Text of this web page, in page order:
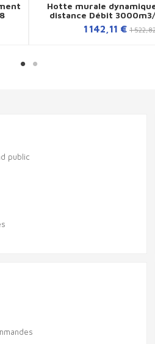
Hotte murale
distance Débit
1 142,11 € 1
public